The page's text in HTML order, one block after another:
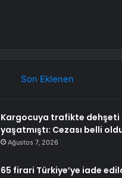
Son Eklenen
Kargocuya trafikte dehşeti
yaşatmıştı: Cezası belli
Ağustos 7, 2026
65 firari Türkiye’ye iade